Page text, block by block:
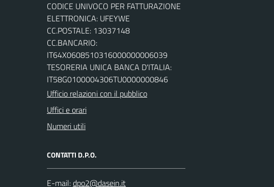
CODICE UNIVOCO PER FATTURAZIONE
ELETTRONICA: UFEYWE
CC.POSTALE: 13037148
CC.BANCARIO:
IT64X0608510316000000006039
TESORERIA UNICA BANCA D'ITALIA:
IT58G0100004306TU0000000846
Ufficio relazioni con il pubblico
Uffici e orari
Numeri utili
CONTATTI D.P.O.
E-mail: